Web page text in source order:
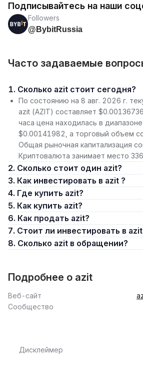
Подписывайтесь на наши
Followers
@BybitRussia
Часто задаваемые
1. Сколько azit стоит сегодня?
По состоянию на 8 авг. 2026 г.
azit (AZIT) составляет
часа цена находилась в
$0.00141982, а торговый объем
Общая рыночная капитализация
Криптовалюта занимает место
2. Сколько стоит один azit?
3. Как инвестировать в azit ?
4. Где купить azit?
5. Как купить azit?
6. Как продать azit?
7. Стоит ли инвестировать в
8. Сколько azit в обращении?
Подробнее о azit
Веб-сайт
Сообщество
Дисклеймер